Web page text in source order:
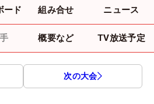
ード 組み合せ ニュース
概要など TV放送予定
次の大会